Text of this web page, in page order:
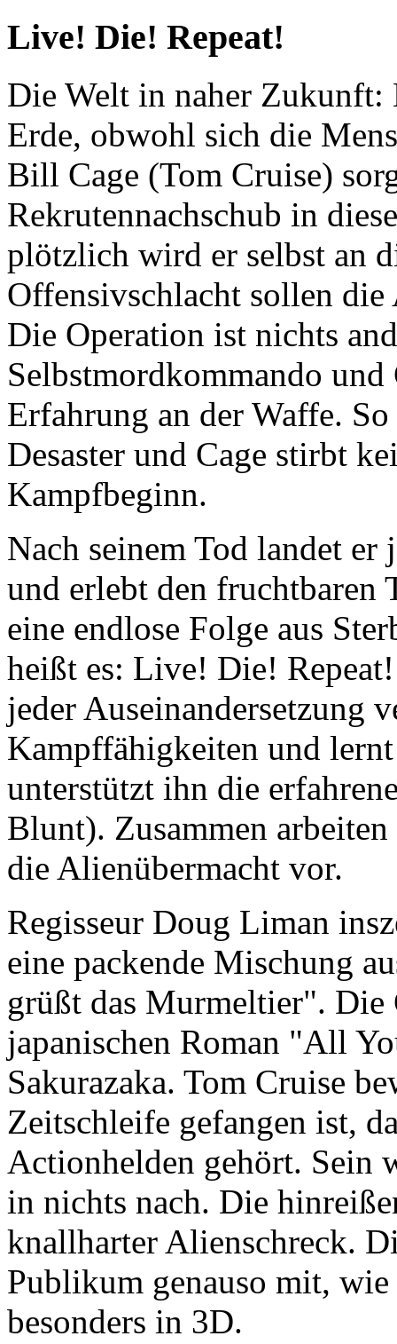
Live! Die! Repeat!
Die Welt in naher Zukunft:
Erde, obwohl sich die
Bill Cage (Tom Cruise)
Rekrutennachschub in
plötzlich wird er selbst an
Offensivschlacht sollen
Die Operation ist nichts
Selbstmordkommando
Erfahrung an der Waffe.
Desaster und Cage stirbt
Kampfbeginn.
Nach seinem Tod landet
und erlebt den fruchtbaren
eine endlose Folge aus
heißt es: Live! Die!
jeder Auseinandersetzung
Kampffähigkeiten und
unterstützt ihn die
Blunt). Zusammen
die Alienübermacht vor.
Regisseur Doug Liman
eine packende Mischung
grüßt das Murmeltier". Die
japanischen Roman "All
Sakurazaka. Tom Cruise
Zeitschleife gefangen ist,
Actionhelden gehört. Sein
in nichts nach. Die
knallharter Alienschreck.
Publikum genauso mit,
besonders in 3D.